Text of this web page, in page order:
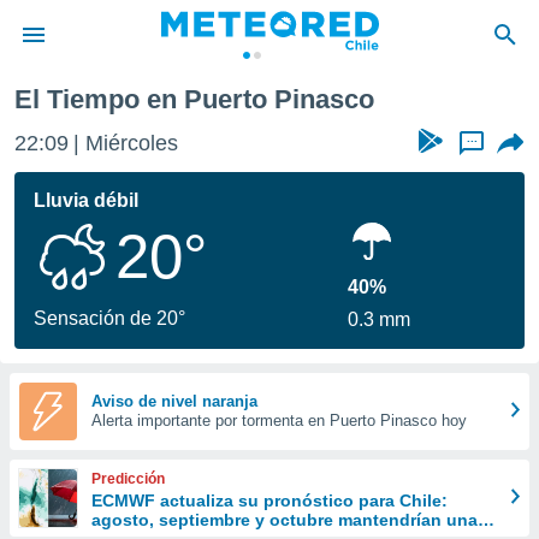
de
por
se
calidad.
a este
las
y
forma
digital
basada
El Tiempo en Puerto Pinasco
22:09 Miércoles ...
Lluvia débil
20°
Sensación de 20°
40%
0.3 mm
Aviso de nivel naranja
Alerta importante por tormenta en Puerto Pinasco hoy
Predicción
ECMWF actualiza su pronóstico para Chile:
agosto, septiembre y octubre mantendrían una